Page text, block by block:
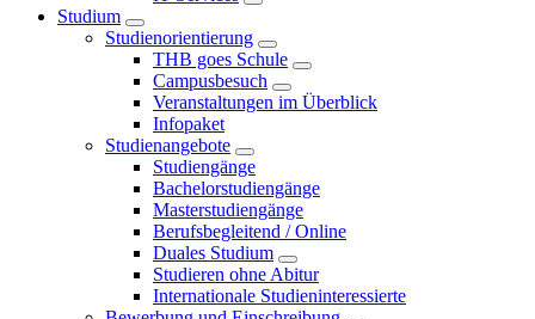
Studium
Studienorientierung
THB goes Schule
Campusbesuch
Veranstaltungen im Überblick
Infopaket
Studienangebote
Studiengänge
Bachelorstudiengänge
Masterstudiengänge
Berufsbegleitend / Online
Duales Studium
Studieren ohne Abitur
Internationale Studieninteressierte